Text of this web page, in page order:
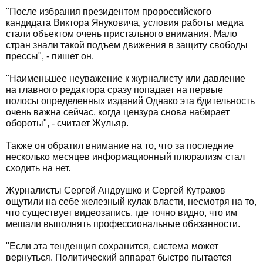
"После избрания президентом пророссийского
кандидата Виктора Януковича, условия работы медиа
стали объектом очень пристального внимания. Мало
стран знали такой подъем движения в защиту свободы
прессы", - пишет он.
"Наименьшее неуважение к журналисту или давление
на главного редактора сразу попадает на первые
полосы определенных изданий Однако эта бдительность
очень важна сейчас, когда цензура снова набирает
обороты", - считает Жульяр.
Также он обратил внимание на то, что за последние
несколько месяцев информационный плюрализм стал
сходить на нет.
Журналисты Сергей Андрушко и Сергей Кутраков
ощутили на себе железный кулак власти, несмотря на то,
что существует видеозапись, где точно видно, что им
мешали выполнять профессиональные обязанности.
"Если эта тенденция сохранится, система может
вернуться. Политический аппарат быстро пытается